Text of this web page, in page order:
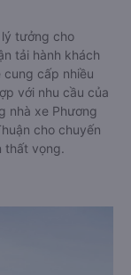
(Bến
tưởng cho
tải hành khách
cung cấp nhiều
với nhu cầu của
xe Phương